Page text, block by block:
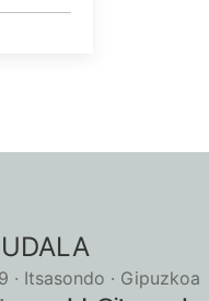
· Itsasondo · Gipuzkoa